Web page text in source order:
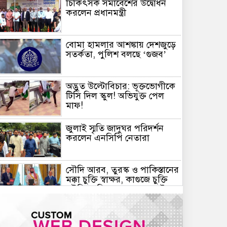
চিকিৎসক সমাবেশের উদ্বোধন
করলেন প্রধানমন্ত্রী
বোমা হামলার আশঙ্কায় দেশজুড়ে
সতর্কতা, পুলিশ বলছে ‘গুজব’
অদ্ভুত উল্টোবিচার: ভূক্তভোগীকে
টিসি দিল স্কুল! অভিযুক্ত পেল
মাফ!
জুলাই স্মৃতি জাদুঘর পরিদর্শন
করলেন এনসিপি নেতারা
সৌদি আরব, তুরস্ক ও পাকিস্তানের
মক্কা চুক্তি স্বাক্ষর, কাগুজে চুক্তি
সৌদিকে নিরাপত্তা দেবে না- ইরান
হরমুজ সংকট: বিশ্ববাজারে আরও
বাড়ল তেলের দাম